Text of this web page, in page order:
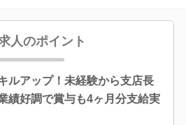
人のポイント
ルアップ！未経験から支店長
績好調で賞与も4ヶ月分支給実